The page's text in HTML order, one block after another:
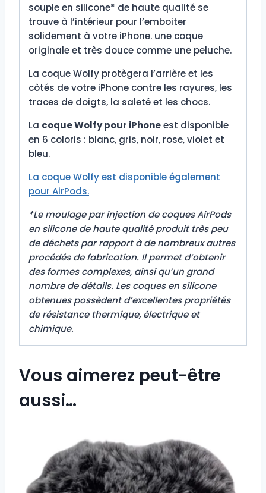
souple en silicone* de haute qualité se
trouve à l’intérieur pour l’emboiter
solidement à votre iPhone. une coque
originale et très douce comme une peluche.
La coque Wolfy protègera l’arrière et les
côtés de votre iPhone contre les rayures, les
traces de doigts, la saleté et les chocs.
La coque Wolfy pour iPhoneest disponible
en 6 coloris : blanc, gris, noir, rose, violet et
bleu.
La coque Wolfy est disponible également
pour AirPods.
*Le moulage par injection de coques AirPods
en silicone de haute qualité produit très peu
de déchets par rapport à de nombreux autres
procédés de fabrication. Il permet d’obtenir
des formes complexes, ainsi qu’un grand
nombre de détails. Les coques en silicone
obtenues possèdent d’excellentes propriétés
de résistance thermique, électrique et
chimique.
Vous aimerez peut-être
aussi…